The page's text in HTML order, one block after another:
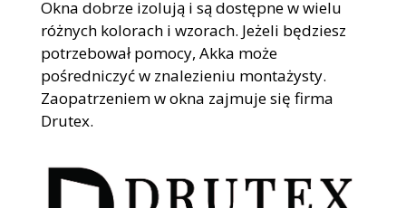
Okna dobrze izolują i są dostępne w wielu
różnych kolorach i wzorach. Jeżeli będziesz
potrzebował pomocy, Akka może
pośredniczyć w znalezieniu montażysty.
Zaopatrzeniem w okna zajmuje się firma
Drutex.